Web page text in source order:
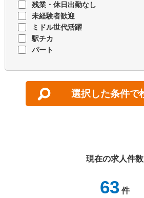
残業・休日出勤なし
未経験者歓迎
ミドル世代活躍
駅チカ
パート
現在の求人件数
63 件